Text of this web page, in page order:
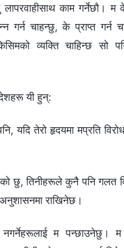
काम गर्नेछौ। म
गर्न चाहन्छु, के प्राप्त गर्न
व्यक्ति चाहिन्छ सो
यी हुन्:
यदि तेरो हृदयमा मप्रति
छु, तिनीहरूले कुनै पनि गलत
राखिनेछ।
म पन्छाउनेछु। म